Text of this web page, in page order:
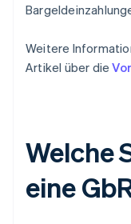
Weitere
Artikel über die
Welche
eine